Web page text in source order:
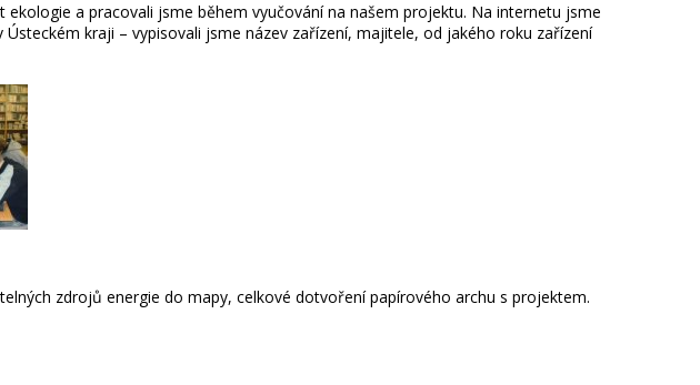
a pracovali jsme během vyučování na našem projektu. Na internetu jsme
kraji – vypisovali jsme název zařízení, majitele, od jakého roku zařízení
zdrojů energie do mapy, celkové dotvoření papírového archu s projektem.